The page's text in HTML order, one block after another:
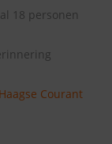
18 personen
Haagse Courant